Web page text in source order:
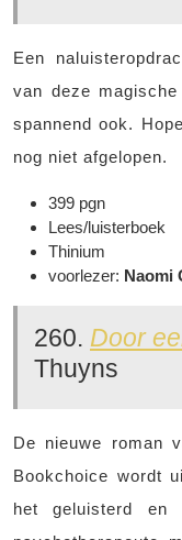
Een
van deze
spannend ook.
nog niet afgelopen.
399 pgn
Lees/luisterboek
Thinium
voorlezer: Naomi
260. Door
Thuyns
De nieuwe roman
Bookchoice wordt
het geluisterd